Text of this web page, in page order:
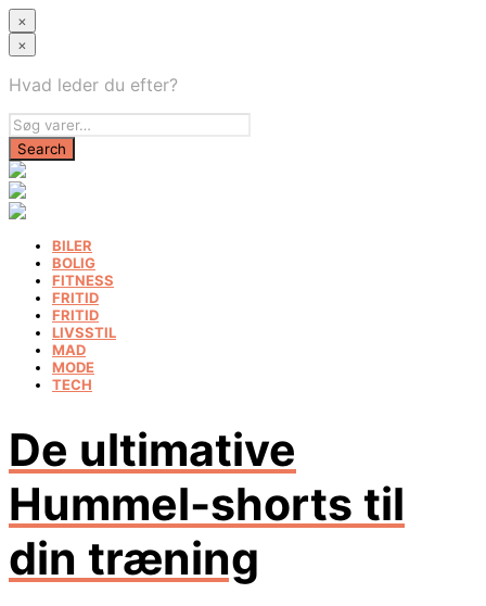
×
×
Hvad leder du efter?
BILER
BOLIG
FITNESS
FRITID
FRITID
LIVSSTIL
MAD
MODE
TECH
De ultimative
Hummel-shorts til
din træning